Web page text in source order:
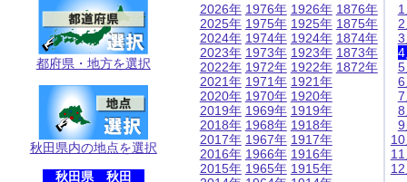
都府県・地方を選択
秋田県内の地点を選択
秋田県 秋田
2026年
2025年
2024年
2023年
2022年
2021年
2020年
2019年
2018年
2017年
2016年
2015年
1976年
1975年
1974年
1973年
1972年
1971年
1970年
1969年
1968年
1967年
1966年
1965年
1926年
1925年
1924年
1923年
1922年
1921年
1920年
1919年
1918年
1917年
1916年
1915年
1876年
1875年
1874年
1873年
1872年